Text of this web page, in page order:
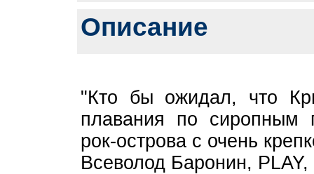
Описание
"Кто бы ожидал, что
плавания по сиропным
рок-острова с очень
Всеволод Баронин,